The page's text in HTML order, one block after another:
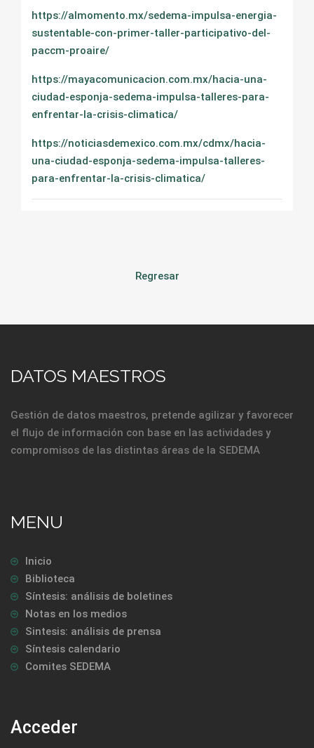
https://almomento.mx/sedema-impulsa-energia-
sustentable-con-primer-taller-participativo-del-
paccm-proaire/
https://mayacomunicacion.com.mx/hacia-una-
ciudad-esponja-sedema-impulsa-talleres-para-
enfrentar-la-crisis-climatica/
https://noticiasdemexico.com.mx/cdmx/hacia-
una-ciudad-esponja-sedema-impulsa-talleres-
para-enfrentar-la-crisis-climatica/
Regresar
DATOS MAESTROS
Gestión de datos maestros, pretende agilizar y favorecer
el flujo de información con base en las actividades y
compromisos de las distintas áreas de la SEDEMA
MENU
Inicio
Biblioteca
Síntesis: análisis de boletines
Notas en los medios
Sintesis: análisis de prensa
Síntesis calendario
Comites SEDEMA
Acceder